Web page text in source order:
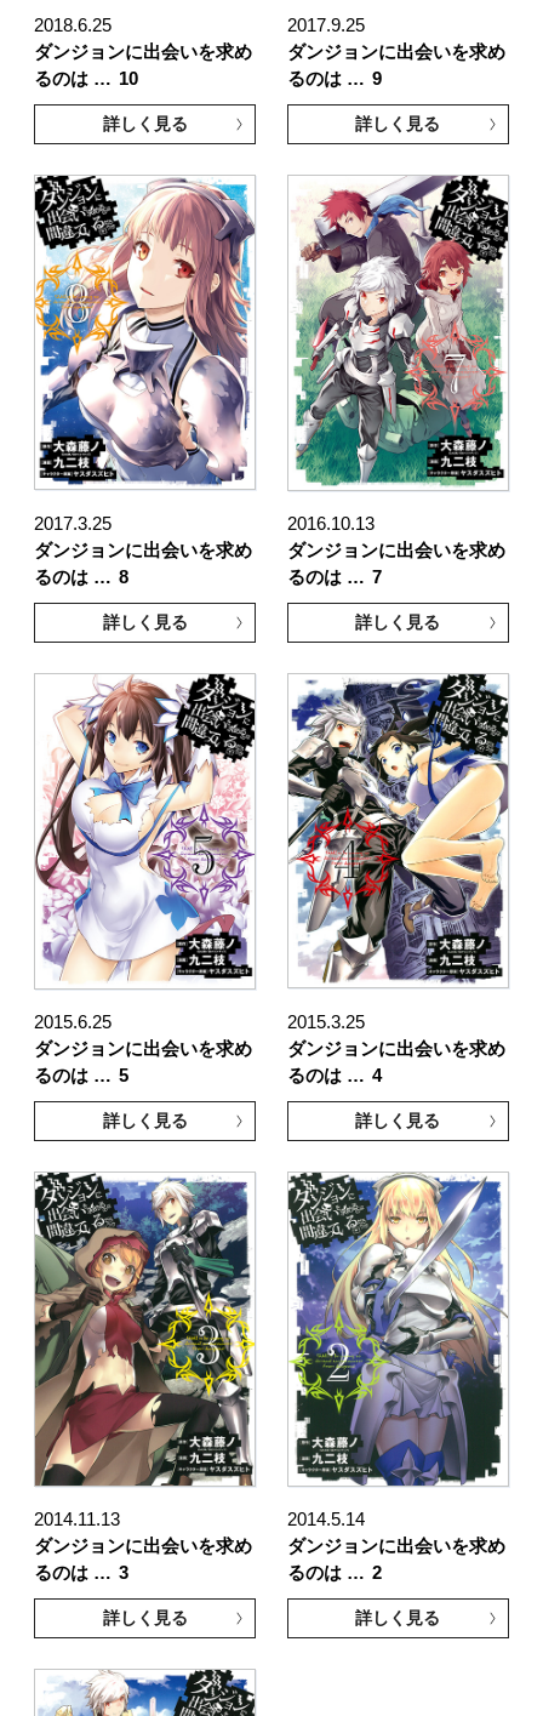
2018.6.25
ダンジョンに出会いを求め
るのは … 10
詳しく見る
2017.9.25
ダンジョンに出会いを求め
るのは … 9
詳しく見る
2017.3.25
ダンジョンに出会いを求め
るのは … 8
詳しく見る
2016.10.13
ダンジョンに出会いを求め
るのは … 7
詳しく見る
2015.6.25
ダンジョンに出会いを求め
るのは … 5
詳しく見る
2015.3.25
ダンジョンに出会いを求め
るのは … 4
詳しく見る
2014.11.13
ダンジョンに出会いを求め
るのは … 3
詳しく見る
2014.5.14
ダンジョンに出会いを求め
るのは … 2
詳しく見る